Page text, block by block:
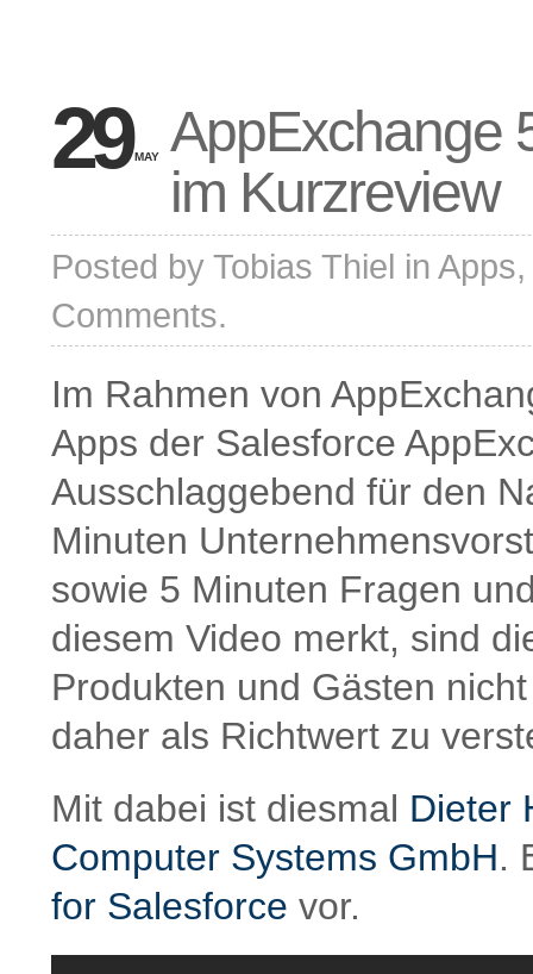
29 MAY
AppExchange
im Kurzreview
Posted by Tobias Thiel in Apps
Comments.
Im Rahmen von
Apps der Salesforce
Ausschlaggebend für den
Minuten
sowie 5 Minuten Fragen
diesem Video merkt, sind
Produkten und Gästen
daher als Richtwert zu
Mit dabei ist diesmal Dieter
Computer Systems GmbH.
for Salesforce vor.